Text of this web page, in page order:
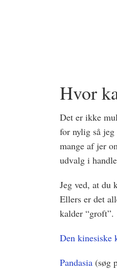
Hvor
Det er ikke
for nylig så
mange af jer
udvalg i
Jeg ved, at du
Ellers er det
kalder “groft”.
Den kinesiske
Pandasia (søg